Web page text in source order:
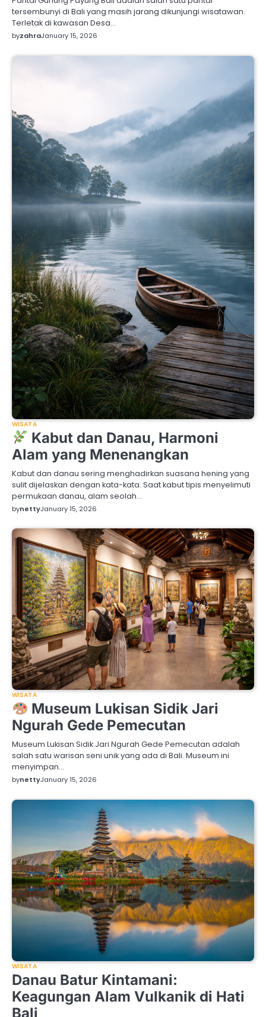
tersembunyi di Bali yang masih jarang dikunjungi wisatawan.
Terletak di kawasan Desa…
byzahraJanuary 15, 2026
WISATA
Kabut dan Danau, Harmoni
Alam yang Menenangkan
Kabut dan danau sering menghadirkan suasana hening yang
sulit dijelaskan dengan kata-kata. Saat kabut tipis menyelimuti
permukaan danau, alam seolah…
bynettyJanuary 15, 2026
WISATA
Museum Lukisan Sidik Jari
Ngurah Gede Pemecutan
Museum Lukisan Sidik Jari Ngurah Gede Pemecutan adalah
salah satu warisan seni unik yang ada di Bali. Museum ini
menyimpan…
bynettyJanuary 15, 2026
WISATA
Danau Batur Kintamani:
Keagungan Alam Vulkanik di Hati
Bali